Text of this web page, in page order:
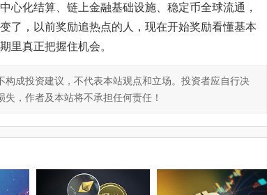
心化结算、链上金融基础设施、稳定币全球流通，
了，以前奖励追热点的人，现在开始奖励看懂基本
里真正把握住机会。
构成投资建议，不代表本站观点和立场。投资者应自行决
，作者及本站将不承担任何责任！